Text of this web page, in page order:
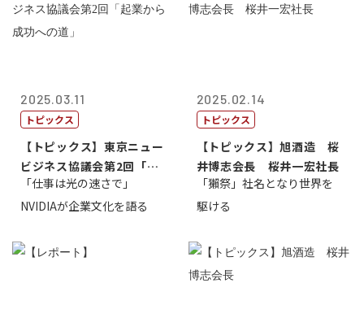
2025.03.11
トピックス
【トピックス】東京ニュー
ビジネス協議会第2回「起
業から成功へ...
「仕事は光の速さで」
NVIDIAが企業文化を語る
2025.02.14
トピックス
【トピックス】旭酒造 桜
井博志会長 桜井一宏社長
「獺祭」社名となり世界を
駆ける